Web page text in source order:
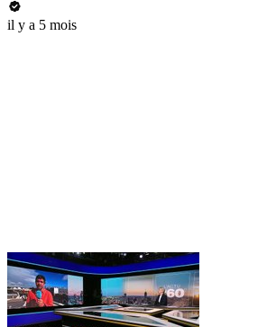
il y a 5 mois